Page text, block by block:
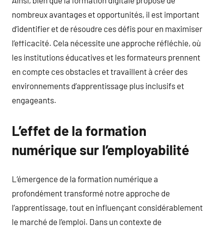
nombreux avantages et opportunités, il est important
d’identifier et de résoudre ces défis pour en maximiser
l’efficacité. Cela nécessite une approche réfléchie, où
les institutions éducatives et les formateurs prennent
en compte ces obstacles et travaillent à créer des
environnements d’apprentissage plus inclusifs et
engageants.
L’effet de la formation
numérique sur l’employabilité
L’émergence de la formation numérique a
profondément transformé notre approche de
l’apprentissage, tout en influençant considérablement
le marché de l’emploi. Dans un contexte de